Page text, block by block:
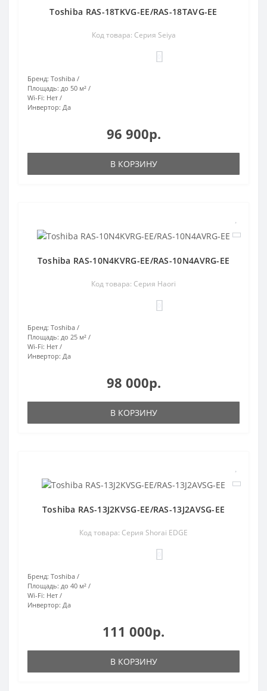
Toshiba RAS-18TKVG-EE/RAS-18TAVG-EE
Код товара: Серия Seiya
Бренд: Toshiba
Площадь: до 50 м²
Wi-Fi: Нет
Инвертор: Да
96 900р.
В КОРЗИНУ
Toshiba RAS-10N4KVRG-EE/RAS-10N4AVRG-EE
Код товара: Серия Haori
Бренд: Toshiba
Площадь: до 25 м²
Wi-Fi: Нет
Инвертор: Да
98 000р.
В КОРЗИНУ
Toshiba RAS-13J2KVSG-EE/RAS-13J2AVSG-EE
Код товара: Серия Shorai EDGE
Бренд: Toshiba
Площадь: до 40 м²
Wi-Fi: Нет
Инвертор: Да
111 000р.
В КОРЗИНУ